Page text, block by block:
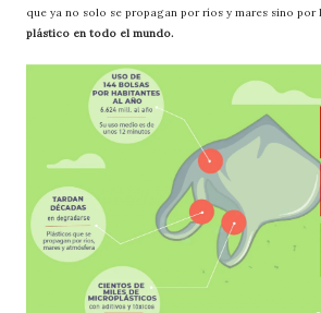
que ya no solo se propagan por ríos y mares sino por
plástico en todo el mundo.